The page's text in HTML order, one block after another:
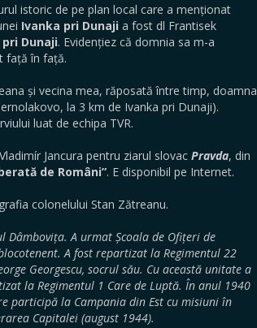
istoric de pe plan local care a menționat
Ivanka pri Dunaji a fost dl Frantisek
Dunaji. Evidențiez că domnia sa m-a
față în față.
și vecina mea, răposată între timp, doamna
la 3 km de Ivanka pri Dunaji).
luat de echipa TVR.
Jancura pentru ziarul slovac Pravda, din
de Români”. E disponibil pe Internet.
colonelului Stan Zătreanu.
Dâmbovița. A urmat Școala de Ofițeri de
A fost repartizat la Regimentul 22
Georgescu, socrul său. Cu această unitate a
la Regimentul 1 Care de Luptă. În anul 1940
participă la Campania din Est cu misiuni în
Capitalei (august 1944).